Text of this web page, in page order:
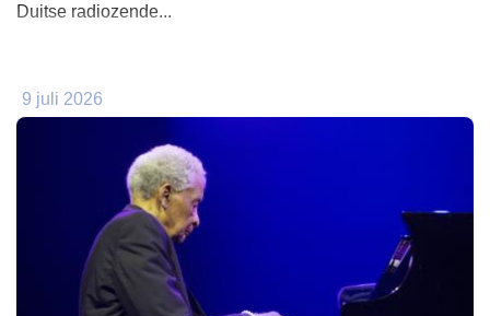
Duitse radiozende...
9 juli 2026